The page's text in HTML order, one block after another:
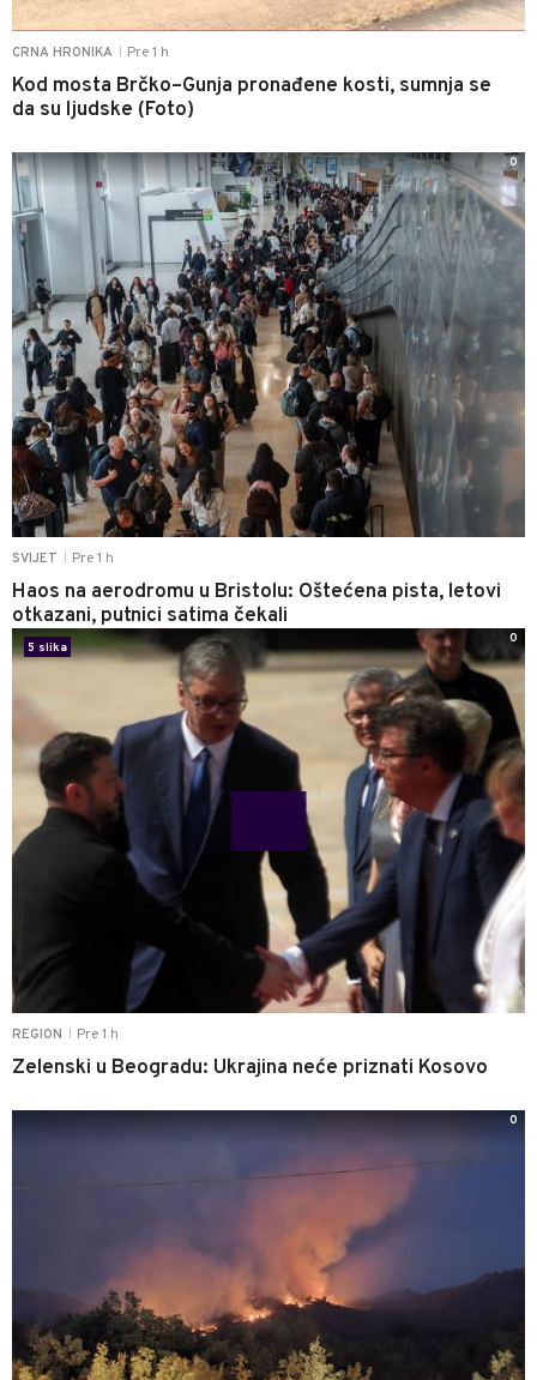
CRNA HRONIKA Pre 1 h
Kod mosta Brčko–Gunja pronađene kosti, sumnja se
da su ljudske (Foto)
SVIJET Pre 1 h
Haos na aerodromu u Bristolu: Oštećena pista, letovi
otkazani, putnici satima čekali
0
REGION Pre 1 h
Zelenski u Beogradu: Ukrajina neće priznati Kosovo
5 slika
0
0